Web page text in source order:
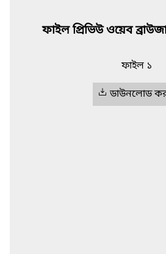
ফাইল প্রিভিউ ওয়েব
ফাইল ১
ডাউনলোড